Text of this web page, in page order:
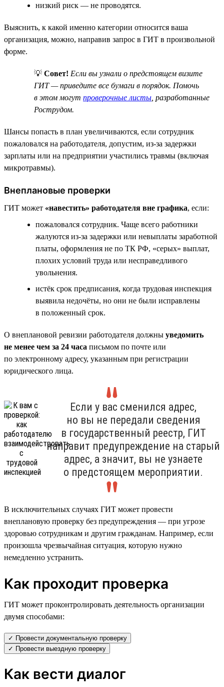
низкий риск — не проводятся.
Выяснить, к какой именно категории относится ваша
организация, можно, направив запрос в ГИТ в произвольной
форме.
💡 Совет! Если вы узнали о предстоящем визите
ГИТ — приведите все бумаги в порядок. Помочь
в этом могут проверочные листы , разработанные
Рострудом.
Шансы попасть в план увеличиваются, если сотрудник
пожаловался на работодателя, допустим, из-за задержки
зарплаты или на предприятии участились травмы (включая
микротравмы).
Внеплановые проверки
ГИТ может «навестить» работодателя вне графика, если:
пожаловался сотрудник. Чаще всего работники
жалуются из-за задержки или невыплаты заработной
платы, оформления не по ТК РФ, «серых» выплат,
плохих условий труда или несправедливого
увольнения.
истёк срок предписания, когда трудовая инспекция
выявила недочёты, но они не были исправлены
в положенный срок.
О внеплановой ревизии работодателя должны уведомить
не менее чем за 24 часа письмом по почте или
по электронному адресу, указанным при регистрации
юридического лица.
Если у вас сменился адрес,
но вы не передали сведения
в государственный реестр, ГИТ
направит предупреждение на старый
адрес, а значит, вы не узнаете
о предстоящем мероприятии.
В исключительных случаях ГИТ может провести
внеплановую проверку без предупреждения — при угрозе
здоровью сотрудникам и другим гражданам. Например, если
произошла чрезвычайная ситуация, которую нужно
немедленно устранить.
Как проходит проверка
ГИТ может проконтролировать деятельность организации
двумя способами:
✓ Провести документальную проверку
✓ Провести выездную проверку
Как вести диалог